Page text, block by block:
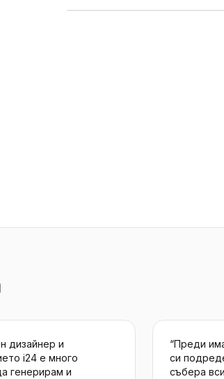
дизайнер и
i24 е много
генерирам и
“Преди
си
събера